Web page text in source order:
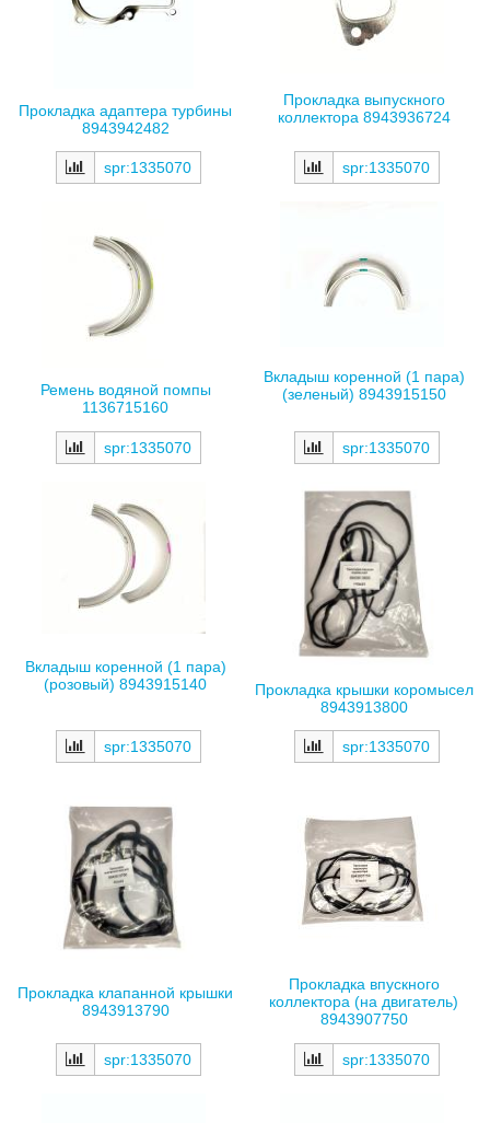
Прокладка адаптера турбины
8943942482
spr:1335070
Прокладка выпускного
коллектора 8943936724
spr:1335070
Ремень водяной помпы
1136715160
spr:1335070
Вкладыш коренной (1 пара)
(зеленый) 8943915150
spr:1335070
Вкладыш коренной (1 пара)
(розовый) 8943915140
spr:1335070
Прокладка крышки коромысел
8943913800
spr:1335070
Прокладка клапанной крышки
8943913790
spr:1335070
Прокладка впускного
коллектора (на двигатель)
8943907750
spr:1335070